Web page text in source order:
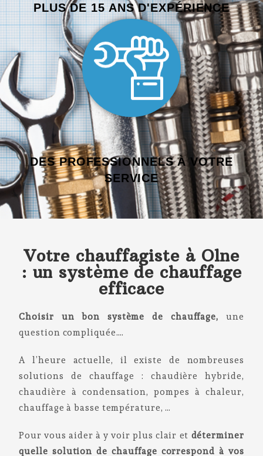
PLUS DE 15 ANS D'EXPÉRIENCE
DES PROFESSIONNELS À VOTRE
SERVICE
Votre chauffagiste à Olne
: un système de chauffage
efficace
Choisir un bon système de chauffage, une
question compliquée….
A l’heure actuelle, il existe de nombreuses
solutions de chauffage : chaudière hybride,
chaudière à condensation, pompes à chaleur,
chauffage à basse température, …
Pour vous aider à y voir plus clair et déterminer
quelle solution de chauffage correspond à vos